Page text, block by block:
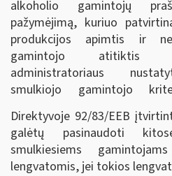
alkoholio gamintojų
pažymėjimą, kuriuo
produkcijos apimtis ir
gamintojo atitiktis
administratoriaus
smulkiojo gamintojo
Direktyvoje 92/83/EEB
galėtų pasinaudoti
smulkiesiems
lengvatomis, jei tokios